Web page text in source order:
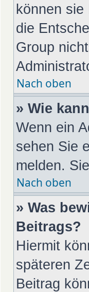
können sie
die
Group
Nach oben
» Wie
Wenn ein
sehen Sie
melden.
Nach oben
» Was
Beitrags?
Hiermit
späteren
Beitrag